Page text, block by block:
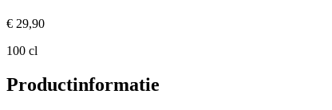
€ 29,90
100 cl
Productinformatie